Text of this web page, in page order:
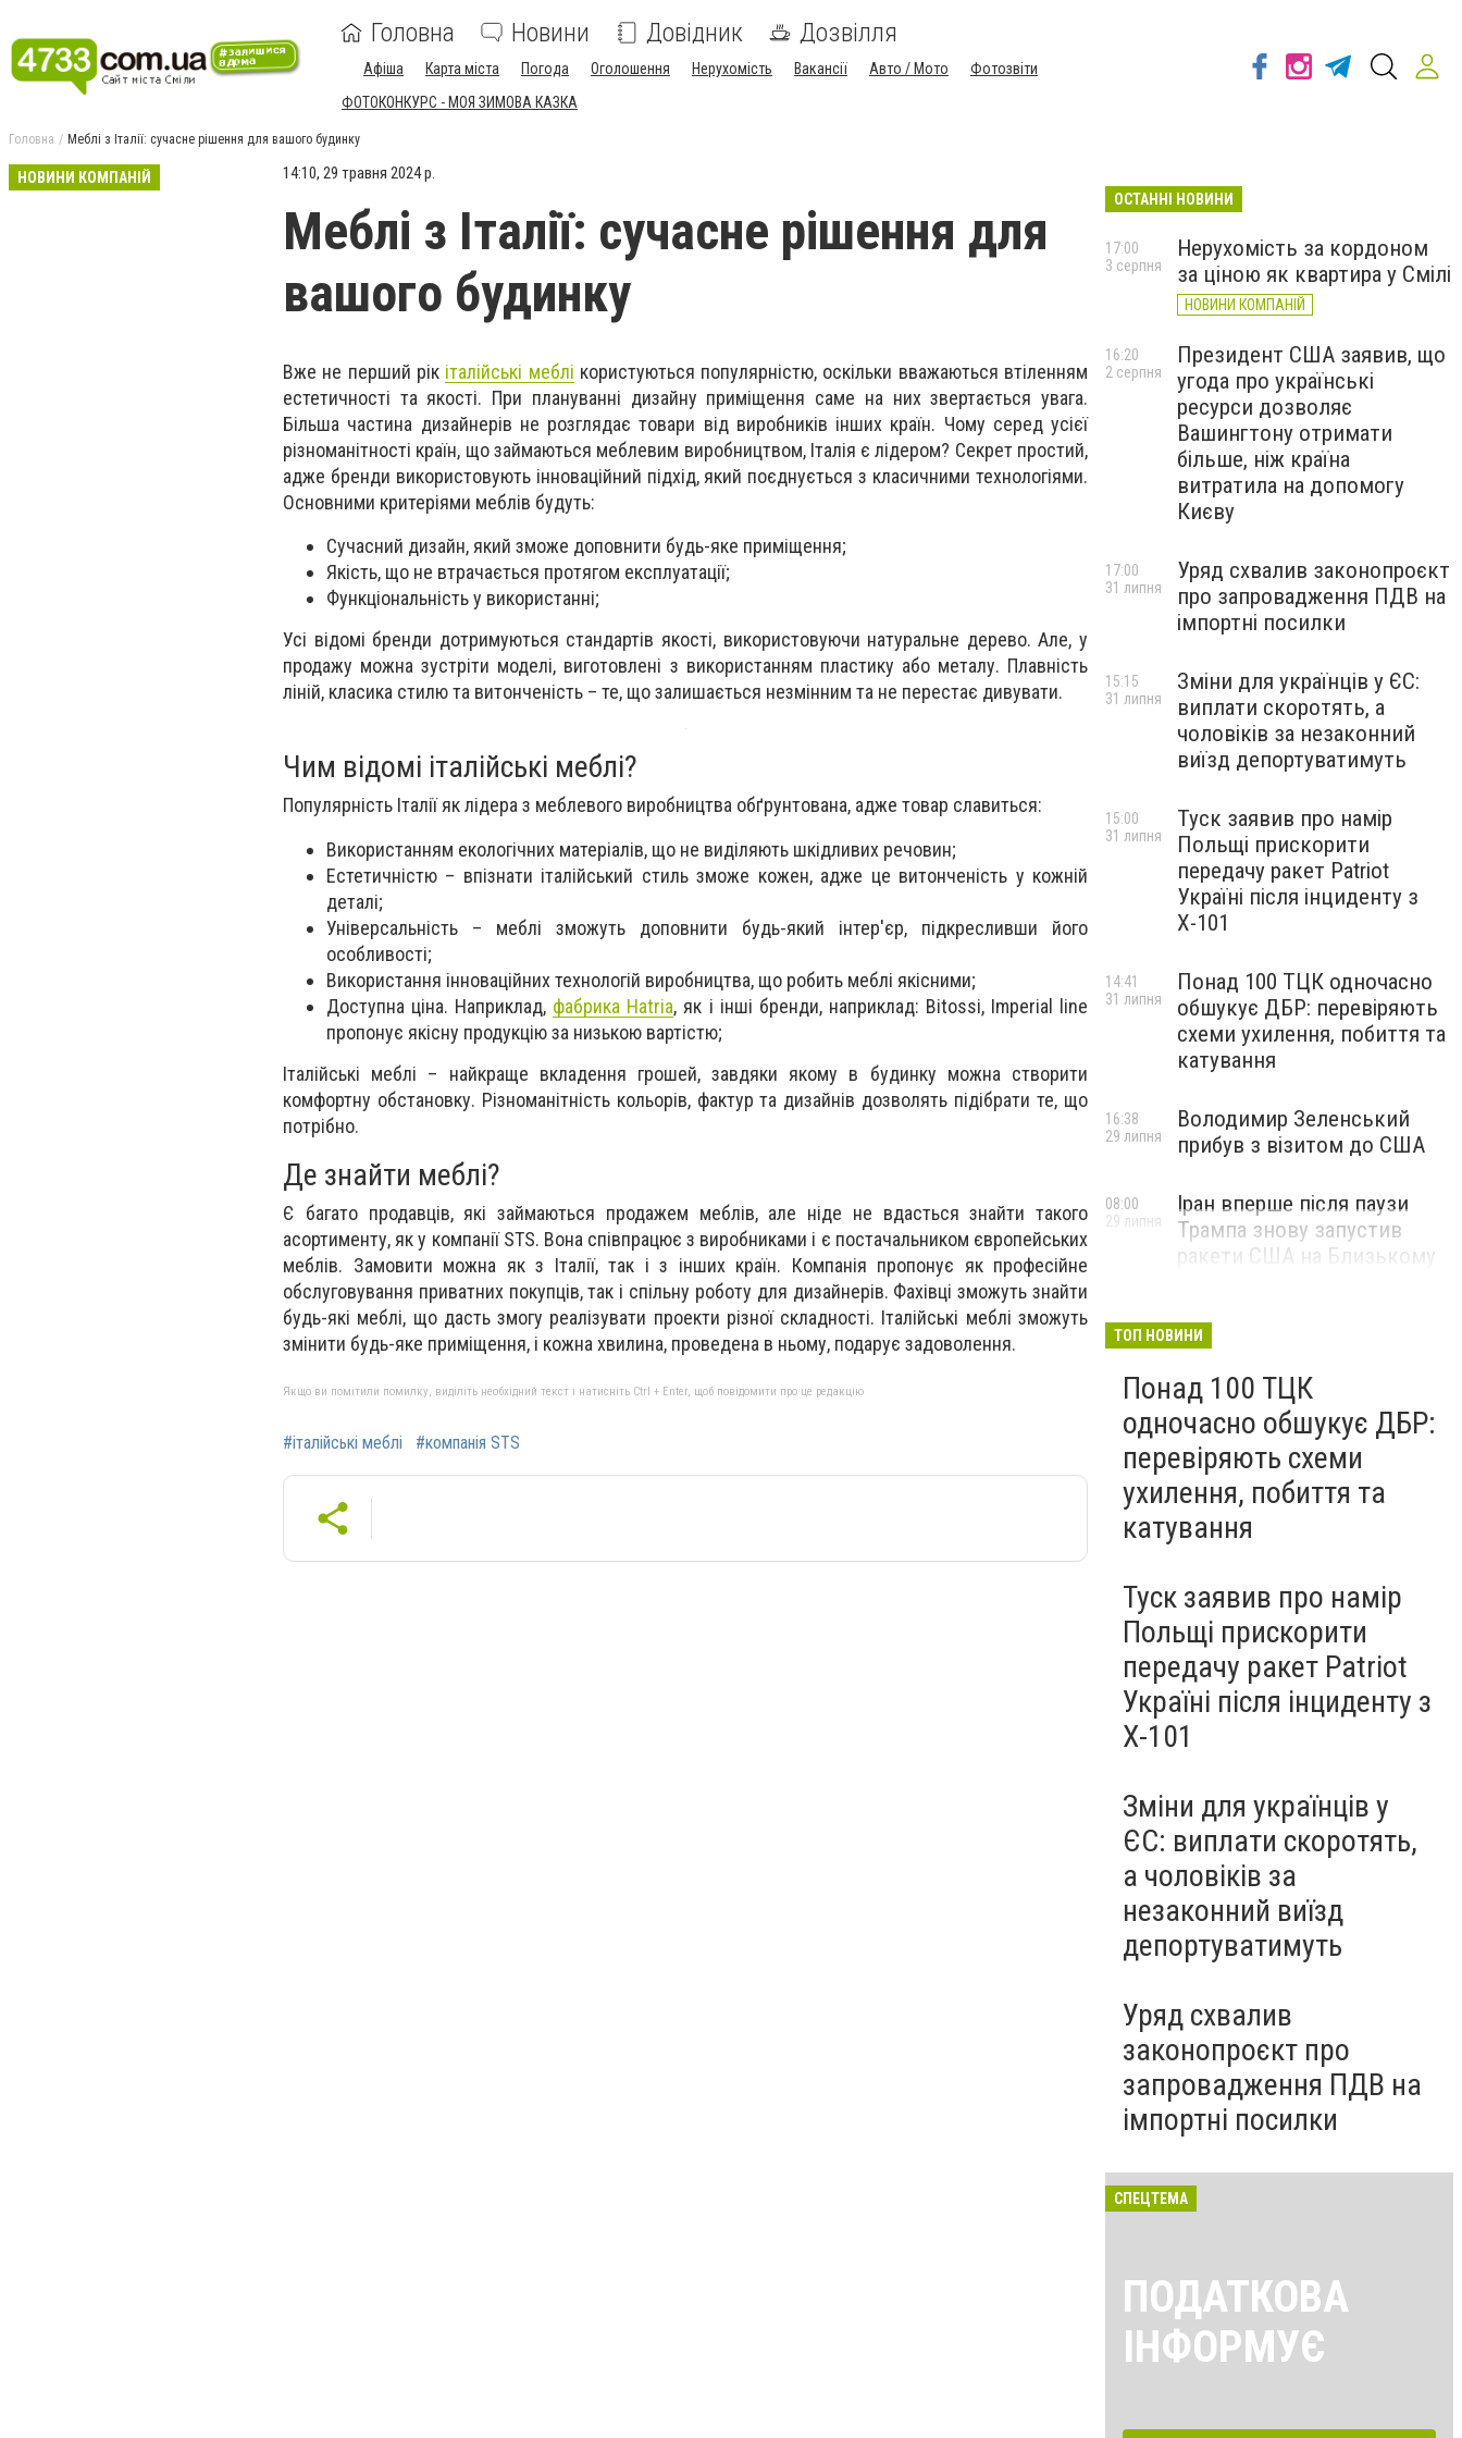
Головна Новини Довідник Дозвілля
Афіша Карта міста Погода Оголошення Нерухомість Вакансії Авто / Мото
Фотозвіти
ФОТОКОНКУРС - МОЯ ЗИМОВА КАЗКА
Головна Меблі з Італії: сучасне рішення для вашого будинку
НОВИНИ КОМПАНІЙ 14:10, 29 травня 2024 р.
Меблі з Італії: сучасне рішення для
вашого будинку
Вже не перший рік італійські меблі користуються популярністю, оскільки вважаються втіленням
естетичності та якості. При плануванні дизайну приміщення саме на них звертається увага.
Більша частина дизайнерів не розглядає товари від виробників інших країн. Чому серед усієї
різноманітності країн, що займаються меблевим виробництвом, Італія є лідером? Секрет простий,
адже бренди використовують інноваційний підхід, який поєднується з класичними технологіями.
Основними критеріями меблів будуть:
Сучасний дизайн, який зможе доповнити будь-яке приміщення;
Якість, що не втрачається протягом експлуатації;
Функціональність у використанні;
Усі відомі бренди дотримуються стандартів якості, використовуючи натуральне дерево. Але, у
продажу можна зустріти моделі, виготовлені з використанням пластику або металу. Плавність
ліній, класика стилю та витонченість – те, що залишається незмінним та не перестає дивувати.
Чим відомі італійські меблі?
Популярність Італії як лідера з меблевого виробництва обґрунтована, адже товар славиться:
Використанням екологічних матеріалів, що не виділяють шкідливих речовин;
Естетичністю – впізнати італійський стиль зможе кожен, адже це витонченість у кожній
деталі;
Універсальність – меблі зможуть доповнити будь-який інтер'єр, підкресливши його
особливості;
Використання інноваційних технологій виробництва, що робить меблі якісними;
Доступна ціна. Наприклад, фабрика Hatria, як і інші бренди, наприклад: Bitossi, Imperial line
пропонує якісну продукцію за низькою вартістю;
Італійські меблі – найкраще вкладення грошей, завдяки якому в будинку можна створити
комфортну обстановку. Різноманітність кольорів, фактур та дизайнів дозволять підібрати те, що
потрібно.
Де знайти меблі?
Є багато продавців, які займаються продажем меблів, але ніде не вдасться знайти такого
асортименту, як у компанії STS. Вона співпрацює з виробниками і є постачальником європейських
меблів. Замовити можна як з Італії, так і з інших країн. Компанія пропонує як професійне
обслуговування приватних покупців, так і спільну роботу для дизайнерів. Фахівці зможуть знайти
будь-які меблі, що дасть змогу реалізувати проекти різної складності. Італійські меблі зможуть
змінити будь-яке приміщення, і кожна хвилина, проведена в ньому, подарує задоволення.
Якщо ви помітили помилку, виділіть необхідний текст і натисніть Ctrl + Enter, щоб повідомити про це редакцію
#італійські меблі #компанія STS
ОСТАННІ НОВИНИ
Нерухомість за кордоном
за ціною як квартира у Смілі
НОВИНИ КОМПАНІЙ
17:00
3 серпня
Президент США заявив, що
угода про українські
ресурси дозволяє
Вашингтону отримати
більше, ніж країна
витратила на допомогу
Києву
16:20
2 серпня
Уряд схвалив законопроєкт
про запровадження ПДВ на
імпортні посилки
17:00
31 липня
Зміни для українців у ЄС:
виплати скоротять, а
чоловіків за незаконний
виїзд депортуватимуть
15:15
31 липня
Туск заявив про намір
Польщі прискорити
передачу ракет Patriot
Україні після інциденту з
Х-101
15:00
31 липня
Понад 100 ТЦК одночасно
обшукує ДБР: перевіряють
схеми ухилення, побиття та
катування
14:41
31 липня
Володимир Зеленський
прибув з візитом до США
16:38
29 липня
Іран вперше після паузи
Трампа знову запустив
ракети США на Близькому
08:00
29 липня
ТОП НОВИНИ
Понад 100 ТЦК
одночасно обшукує ДБР:
перевіряють схеми
ухилення, побиття та
катування
Туск заявив про намір
Польщі прискорити
передачу ракет Patriot
Україні після інциденту з
Х-101
Зміни для українців у
ЄС: виплати скоротять,
а чоловіків за
незаконний виїзд
депортуватимуть
Уряд схвалив
законопроєкт про
запровадження ПДВ на
імпортні посилки
СПЕЦТЕМА
ПОДАТКОВА
ІНФОРМУЄ